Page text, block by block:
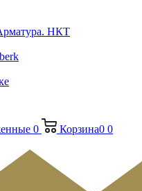
НКТ
0 Корзина0 0